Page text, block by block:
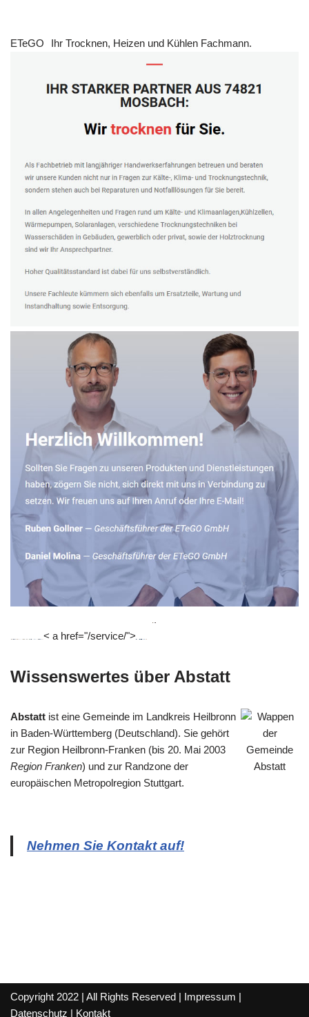
ETeGO Ihr Trocknen, Heizen und Kühlen Fachmann.
< a href="/service/">
Wissenswertes über Abstatt
Abstatt ist eine Gemeinde im Landkreis Heilbronn
in Baden-Württemberg (Deutschland). Sie gehört
zur Region Heilbronn-Franken (bis 20. Mai 2003
Region Franken) und zur Randzone der
europäischen Metropolregion Stuttgart.
Nehmen Sie Kontakt auf!
Copyright 2022 | All Rights Reserved | Impressum |
Datenschutz | Kontakt